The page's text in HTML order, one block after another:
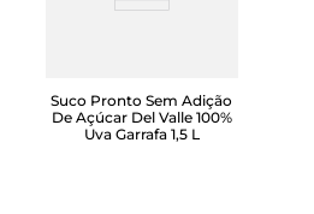
Suco Pronto Sem Adição
De Açúcar Del Valle 100%
Uva Garrafa 1,5 L